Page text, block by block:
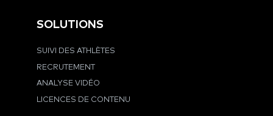
SOLUTIONS
SUIVI DES ATHLÈTES
RECRUTEMENT
ANALYSE VIDÉO
LICENCES DE CONTENU